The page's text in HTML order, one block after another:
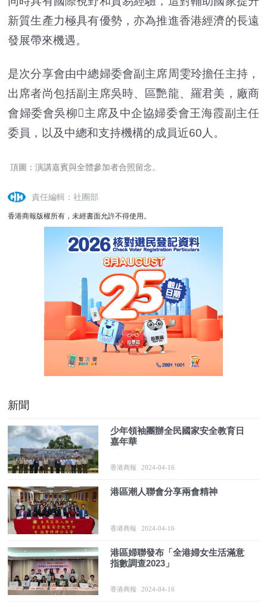
新質生產力極具有優勢，亦為推進香港經濟的長遠
發展帶來機遇。
是次分享會由中總婦委會副主席周雯玲擔任主持，
出席者尚包括副主席吳時、區艷龍、羅君美，廠商
會婦委會吳柳主席及中企協婦委會王海霞副主任
委員，以及中總和支持機構的成員近60人。
頂圖：演講嘉賓與全體參加者合照留念。
責任編輯：社團部
香港商報版權所有，未經書面允許不得使用。
新聞
少年領袖團辦全民國家安全教育日
嘉年華
香港商報 2024-04-16
港區潮人聯會分享兩會精神
香港商報 2024-04-16
港區婦聯發布「全港婦女生活滿意
指數調查2023」
香港商報 2024-04-16